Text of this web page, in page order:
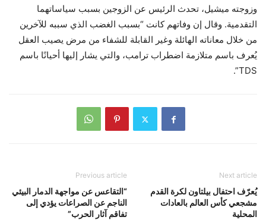
وزوجته ميشيل، تحدث الرئيس عن الزوجين بسبب سياساتهما
التقدمية. وقال إن وفاتهم كانت “بسبب الغضب الذي سببه للآخرين
من خلال معاناته الهائلة وغير القابلة للشفاء من مرض يصيب العقل
يُعرف باسم متلازمة اضطراب ترامب، والتي يشار إليها أحيانًا باسم
TDS”.
Previous article
“التقاعس عن مواجهة الدمار البيئي
الناجم عن الصراعات يؤدي إلى
تفاقم آثار الحرب”
Next article
يُعرّف احتفال بيلتاون لكرة القدم
مشجعي كأس العالم بالعادات
المحلية